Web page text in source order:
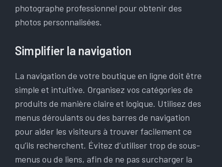
photographe professionnel pour obtenir des
photos personnalisées.
Simplifier la navigation
La navigation de votre boutique en ligne doit être
simple et intuitive. Organisez vos catégories de
produits de manière claire et logique. Utilisez des
menus déroulants ou des barres de navigation
pour aider les visiteurs à trouver facilement ce
qu’ils recherchent. Évitez d’utiliser trop de sous-
menus ou de liens, afin de ne pas surcharger la